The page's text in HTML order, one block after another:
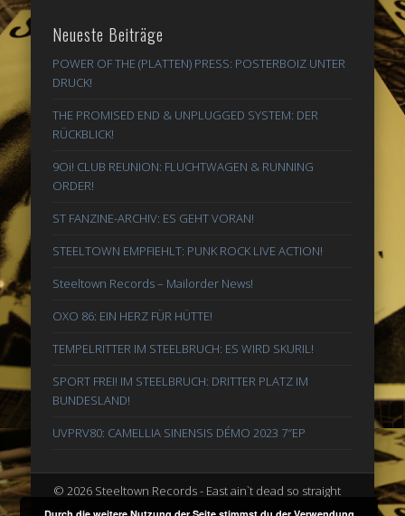
Neueste Beiträge
POWER OF THE (PLATTEN) PRESS: POSTERBOIZ UNTER
DRUCK!
THE PROMISED END & UNPLUGGED SYSTEM: DER
RÜCKBLICK!
9Oi! CLUB REUNION: FLUCHTWAGEN & RUNNING
ORDER!
ST FANZINE-ARCHIV: ES GEHT VORAN!
STEELTOWN EMPFIEHLT: PUNK ROCK LIVE ACTION!
Steeltown Records – Mailorder News!
OXO 86: EIN HERZ FÜR HÜTTE!
TEMPELRITTER IM STEELBRUCH: ES WIRD SKURIL!
SPORT FREI! IM STEELBRUCH: DRITTER PLATZ IM
BUNDESLAND!
UVPRV80: CAMELLIA SINENSIS DÉMO 2023 7″EP
© 2026 Steeltown Records - East ain`t dead so straight